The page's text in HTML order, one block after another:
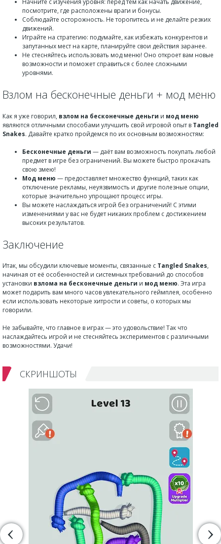
Начните с изучения уровня: перед тем как начать движение,
посмотрите, где расположены враги и бонусы.
Соблюдайте осторожность. Не торопитесь и не делайте резких
движений.
Играйте на стратегию: подумайте, как избежать конкурентов и
запутанных мест на карте, планируйте свои действия заранее.
Не стесняйтесь использовать мод меню! Оно откроет вам новые
возможности и поможет справиться с более сложными
уровнями.
Взлом на бесконечные деньги + мод меню
Как я уже говорил, взлом на бесконечные деньги и мод меню
являются отличными способами улучшить свой игровой опыт в Tangled
Snakes. Давайте кратко пройдемся по их основным возможностям:
Бесконечные деньги — даёт вам возможность покупать любой
предмет в игре без ограничений. Вы можете быстро прокачать
свою змею!
Мод меню — предоставляет множество функций, таких как
отключение рекламы, неуязвимость и другие полезные опции,
которые значительно упрощают процесс игры.
Вы можете наслаждаться игрой без ограничений! С этими
изменениями у вас не будет никаких проблем с достижением
высоких результатов.
Заключение
Итак, мы обсудили ключевые моменты, связанные с Tangled Snakes,
начиная от её особенностей и системных требований до способов
установки взлома на бесконечные деньги и мод меню. Эта игра
может подарить вам много часов увлекательного геймплея, особенно
если использовать некоторые хитрости и советы, о которых мы
говорили.
Не забывайте, что главное в играх — это удовольствие! Так что
наслаждайтесь игрой и не стесняйтесь экспериментов с различными
возможностями. Удачи!
СКРИНШОТЫ